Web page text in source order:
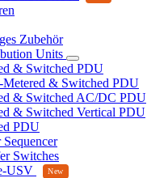
Zubehör
Units
& Switched PDU
Metered & Switched PDU
& Switched AC/DC PDU
& Switched Vertical PDU
PDU
Switches
USV